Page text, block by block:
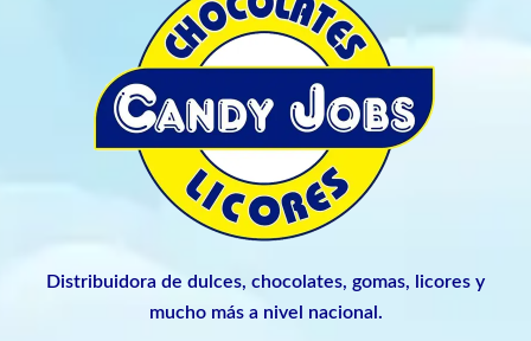
Distribuidora de dulces, chocolates, gomas, licores y
mucho más a nivel nacional.